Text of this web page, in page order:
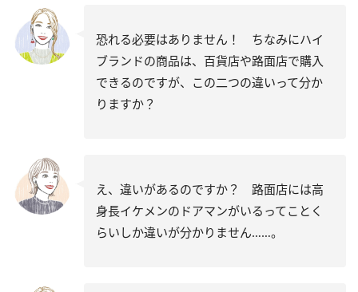
恐れる必要はありません！ ちなみにハイ
ブランドの商品は、百貨店や路面店で購入
できるのですが、この二つの違いって分か
りますか？
え、違いがあるのですか？ 路面店には高
身長イケメンのドアマンがいるってことく
らいしか違いが分かりません……。